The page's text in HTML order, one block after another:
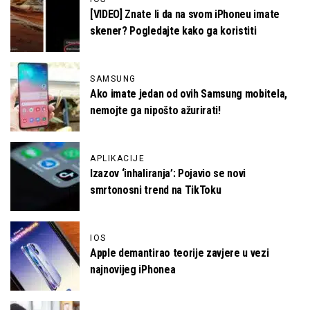
[VIDEO] Znate li da na svom iPhoneu imate
skener? Pogledajte kako ga koristiti
SAMSUNG
Ako imate jedan od ovih Samsung mobitela,
nemojte ga nipošto ažurirati!
APLIKACIJE
Izazov ‘inhaliranja’: Pojavio se novi
smrtonosni trend na TikToku
IOS
Apple demantirao teorije zavjere u vezi
najnovijeg iPhonea